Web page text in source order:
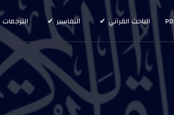
الباحث القرآني التفاسير الترجمات